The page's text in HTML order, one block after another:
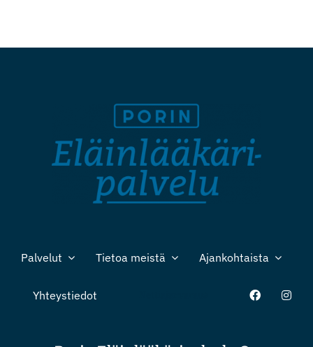
Palvelut Tietoa meistä Ajankohtaista
Yhteystiedot